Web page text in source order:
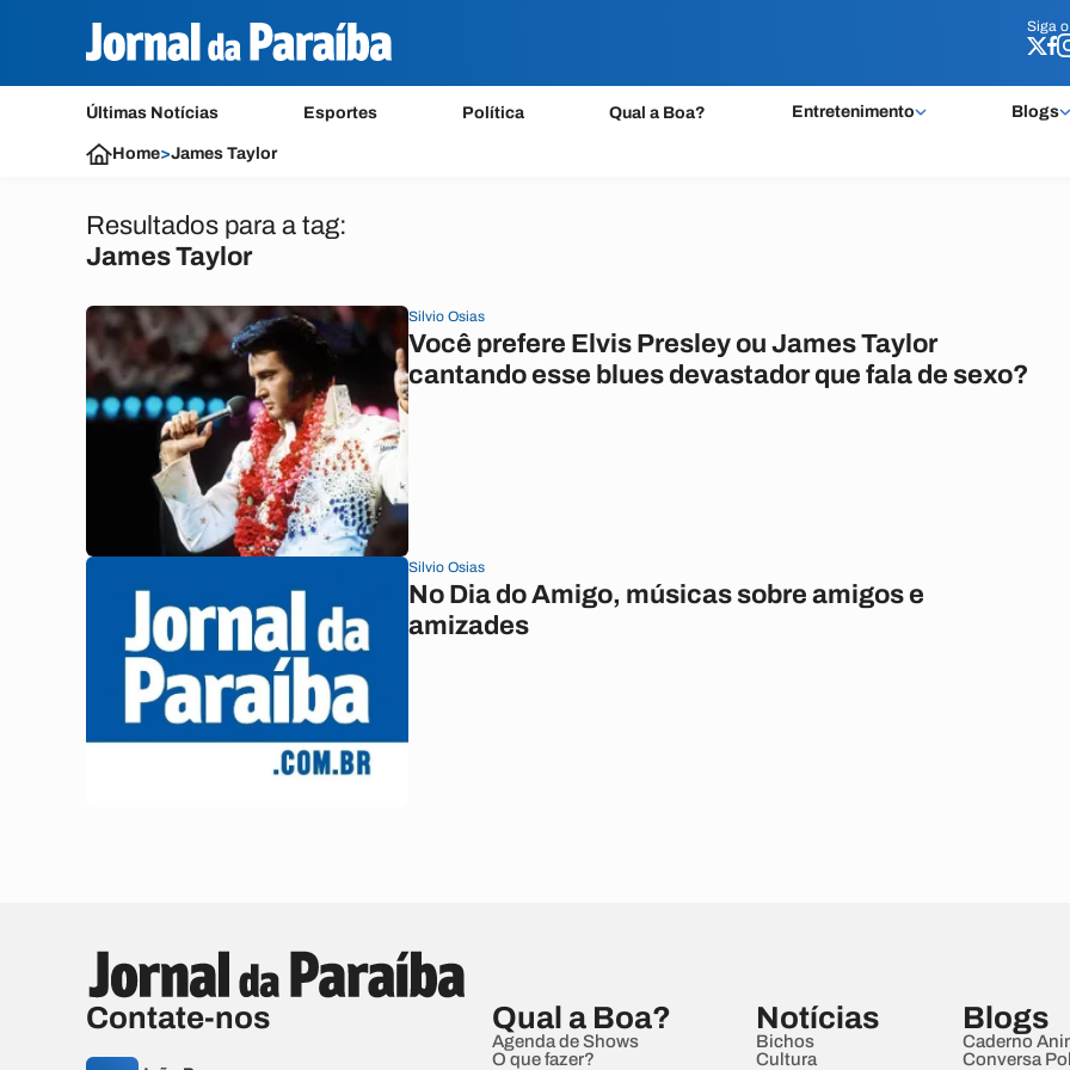
Siga o
Últimas Notícias Esportes Política Qual a Boa? Entretenimento Blogs
Siga o
Home>James Taylor
Resultados para a tag:
James Taylor
Silvio Osias
Você prefere Elvis Presley ou James Taylor
cantando esse blues devastador que fala de sexo?
Silvio Osias
No Dia do Amigo, músicas sobre amigos e
amizades
Contate-nos Qual a Boa?
Agenda de Shows
O que fazer?
Notícias
Bichos
Cultura
Blogs
Caderno
Conversa